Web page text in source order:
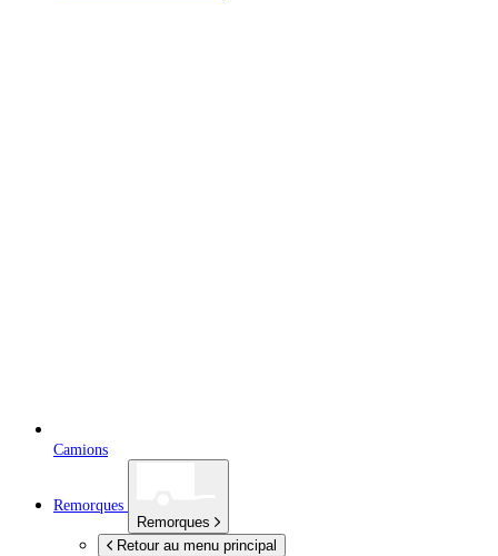
Camions
Remorques
Remorques
Retour au menu principal